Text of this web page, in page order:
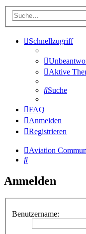
Schnellzugriff
Aktive
Suche
FAQ
Anmelden
Registrieren
Aviation
Suche
Anmelden
Benutzername: